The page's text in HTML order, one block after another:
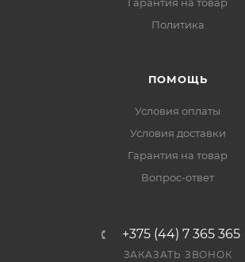
Политика
ПОМОЩЬ
Условия оплаты
Условия доставки
Гарантия на товар
Вопрос-ответ
+375 (44) 7 365 365
ЗАКАЗАТЬ ЗВОНОК